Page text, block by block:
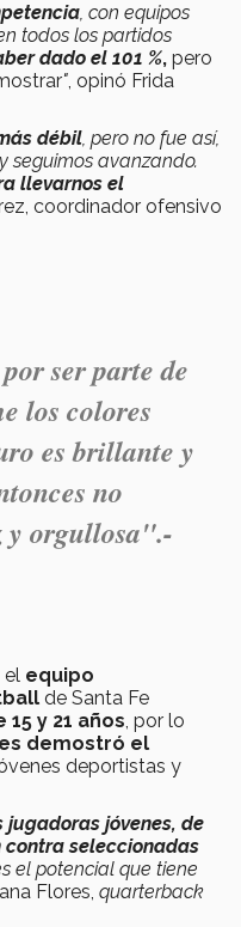
, con equipos
todos los partidos
dado el 101 %, pero
", opinó Frida
débil, pero no fue así,
seguimos avanzando.
llevarnos el
coordinador ofensivo
ser parte de
los colores
es brillante y
no
y orgullosa".-
el equipo
de Santa Fe
15 y 21 años, por lo
demostró el
deportistas y
jugadoras jóvenes, de
contra seleccionadas
el potencial que tiene
Flores, quarterback